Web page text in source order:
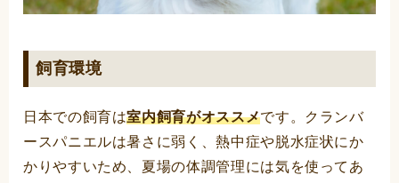
飼育環境
日本での飼育は室内飼育がオススメです。クランバ
ースパニエルは暑さに弱く、熱中症や脱水症状にか
かりやすいため、夏場の体調管理には気を使ってあ